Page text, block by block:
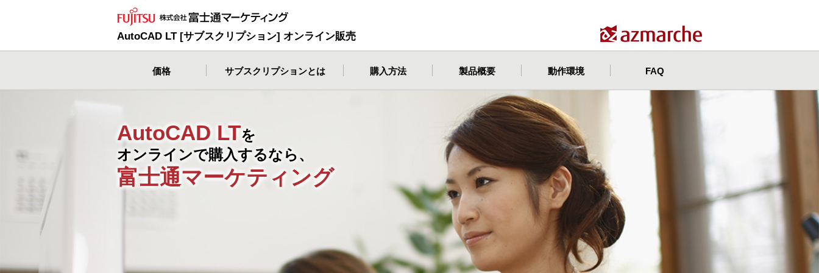
AutoCAD LT [サブスクリプション] オンライン販売
価格 サブスクリプションとは 購入方法 製品概要 動作環境 FAQ
AutoCAD LTを
オンラインで購入するなら、
富士通マーケティング